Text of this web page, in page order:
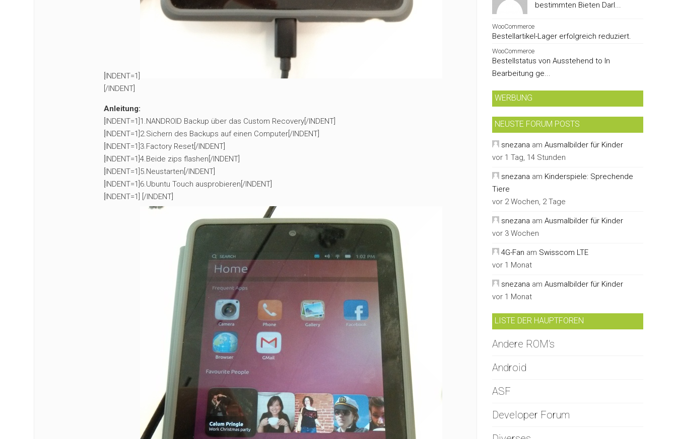
[INDENT=1]
[/INDENT]
Anleitung:
[INDENT=1]1.NANDROID Backup über das Custom Recovery[/INDENT]
[INDENT=1]2.Sichern des Backups auf einen Computer[/INDENT]
[INDENT=1]3.Factory Reset[/INDENT]
[INDENT=1]4.Beide zips flashen[/INDENT]
[INDENT=1]5.Neustarten[/INDENT]
[INDENT=1]6.Ubuntu Touch ausprobieren[/INDENT]
[INDENT=1] [/INDENT]
bestimmten Bieten Darl...
WooCommerce
Bestellartikel-Lager erfolgreich reduziert.
WooCommerce
Bestellstatus von Ausstehend to In
Bearbeitung ge...
WERBUNG
NEUSTE FORUM POSTS
snezana am Ausmalbilder für Kinder
vor 1 Tag, 14 Stunden
snezana am Kinderspiele: Sprechende
Tiere
vor 2 Wochen, 2 Tage
snezana am Ausmalbilder für Kinder
vor 3 Wochen
4G-Fan am Swisscom LTE
vor 1 Monat
snezana am Ausmalbilder für Kinder
vor 1 Monat
LISTE DER HAUPTFOREN
Andere ROM's
Android
ASF
Developer Forum